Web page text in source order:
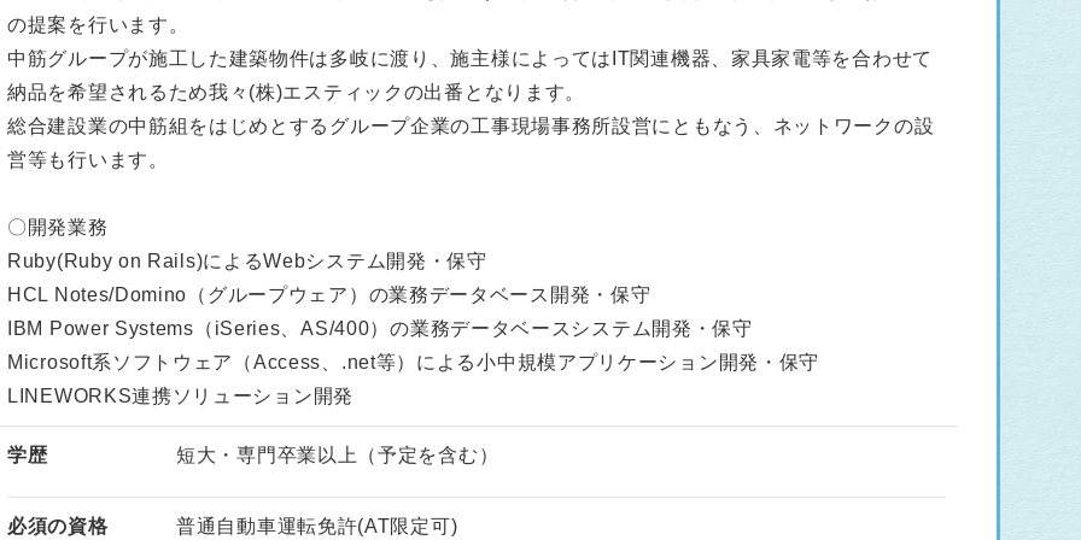
の提案を行います。
中筋グループが施工した建築物件は多岐に渡り、施主様によってはIT関連機器、家具家電等を合わせて
納品を希望されるため我々(株)エスティックの出番となります。
総合建設業の中筋組をはじめとするグループ企業の工事現場事務所設営にともなう、ネットワークの設
営等も行います。
〇開発業務
Ruby(Ruby on Rails)によるWebシステム開発・保守
HCL Notes/Domino（グループウェア）の業務データベース開発・保守
IBM Power Systems（iSeries、AS/400）の業務データベースシステム開発・保守
Microsoft系ソフトウェア（Access、.net等）による小中規模アプリケーション開発・保守
LINEWORKS連携ソリューション開発
学歴 短大・専門卒業以上（予定を含む）
必須の資格 普通自動車運転免許(AT限定可)